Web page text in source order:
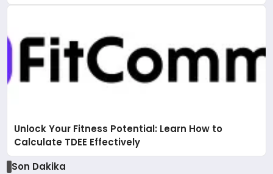
Unlock Your Fitness Potential: Learn How to
Calculate TDEE Effectively
Son Dakika